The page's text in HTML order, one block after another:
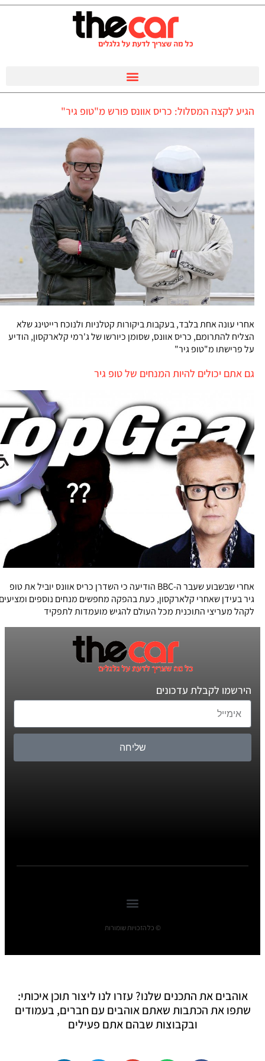
הגיע לקצה המסלול: כריס אוונס פורש מ"טופ גיר"
אחרי עונה אחת בלבד, בעקבות ביקורות קטלניות ולנוכח רייטינג שלא
הצליח להתרומם, כריס אוונס, שסומן כיורשו של ג'רמי קלארקסון, הודיע
על פרישתו מ"טופ גיר"
גם אתם יכולים להיות המנחים של טופ גיר
אחרי שבשבוע שעבר ה-BBC הודיעה כי השדרן כריס אוונס יוביל את טופ
גיר בעידן שאחרי קלארקסון, כעת בהפקה מחפשים מנחים נוספים ומציעים
לקהל מעריצי התוכנית מכל העולם להגיש מועמדות לתפקיד
הירשמו לקבלת עדכונים
שליחה
© כל הזכויות שומורות
אוהבים את התכנים שלנו? עזרו לנו ליצור תוכן איכותי:
שתפו את הכתבות שאתם אוהבים עם חברים, בעמודים
ובקבוצות שבהם אתם פעילים